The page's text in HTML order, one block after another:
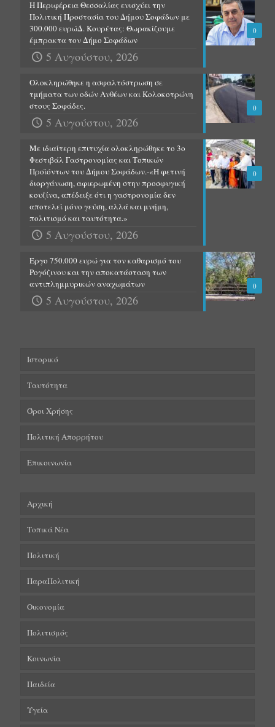
0
Η Περιφέρεια Θεσσαλίας ενισχύει την
Πολιτική Προστασία του Δήμου Σοφάδων με
300.000 ευρώΔ. Κουρέτας: Θωρακίζουμε
έμπρακτα τον Δήμο Σοφάδων
5 Αυγούστου, 2026
0
Ολοκληρώθηκε η ασφαλτόστρωση σε
τμήματα των οδών Ανθέων και Κολοκοτρώνη
στους Σοφάδες.
5 Αυγούστου, 2026
0
Με ιδιαίτερη επιτυχία ολοκληρώθηκε το 3ο
Φεστιβάλ Γαστρονομίας και Τοπικών
Προϊόντων του Δήμου Σοφάδων.-«Η φετινή
διοργάνωση, αφιερωμένη στην προσφυγική
κουζίνα, απέδειξε ότι η γαστρονομία δεν
αποτελεί μόνο γεύση, αλλά και μνήμη,
πολιτισμό και ταυτότητα.»
5 Αυγούστου, 2026
0
Έργο 750.000 ευρώ για τον καθαρισμό του
Ρογόζινου και την αποκατάσταση των
αντιπλημμυρικών αναχωμάτων
5 Αυγούστου, 2026
Ιστορικό
Ταυτότητα
Όροι Χρήσης
Πολιτική Απορρήτου
Επικοινωνία
Αρχική
Τοπικά Νέα
Πολιτική
ΠαραΠολιτική
Οικονομία
Πολιτισμός
Κοινωνία
Παιδεία
Υγεία